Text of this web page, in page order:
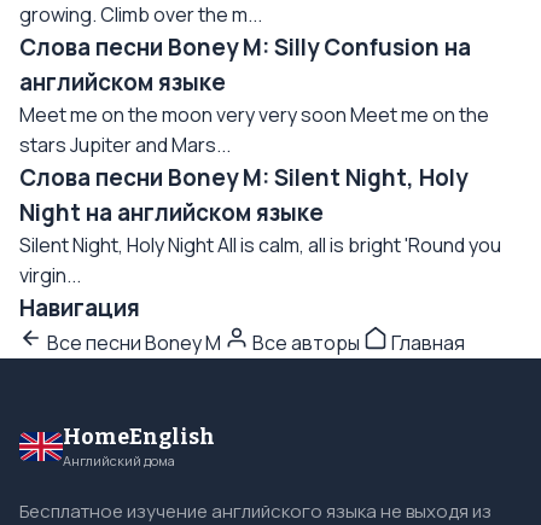
growing. Climb over the m...
Слова песни Boney M: Silly Confusion на
английском языке
Meet me on the moon very very soon Meet me on the
stars Jupiter and Mars...
Слова песни Boney M: Silent Night, Holy
Night на английском языке
Silent Night, Holy Night All is calm, all is bright 'Round you
virgin...
Навигация
Все песни Boney M Все авторы Главная
HomeEnglish
Английский дома
Бесплатное изучение английского языка не выходя из